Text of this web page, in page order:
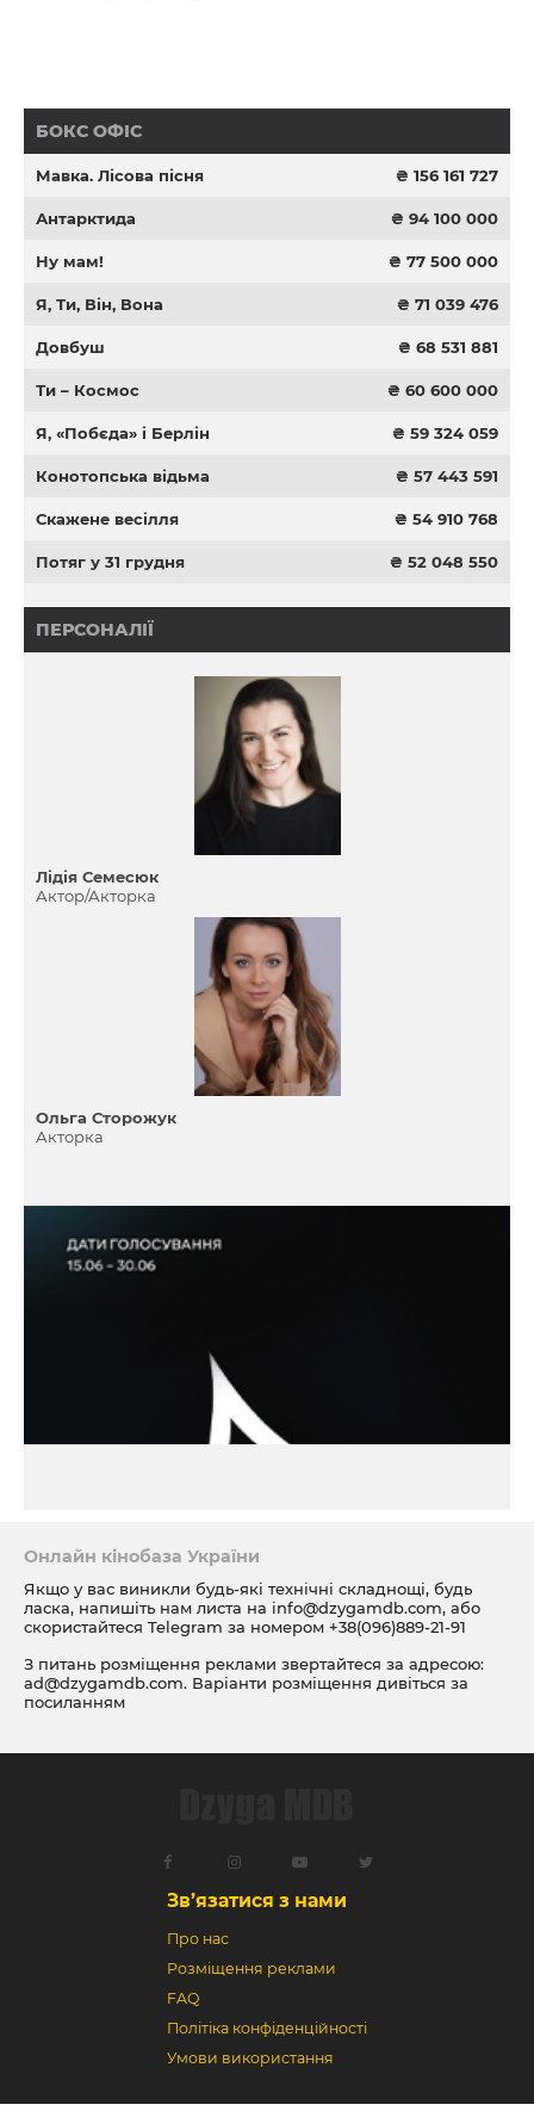
БОКС ОФІС
Мавка. Лісова пісня ₴ 156 161 727
Антарктида ₴ 94 100 000
Ну мам! ₴ 77 500 000
Я, Ти, Він, Вона ₴ 71 039 476
Довбуш ₴ 68 531 881
Ти – Космос ₴ 60 600 000
Я, «Побєда» і Берлін ₴ 59 324 059
Конотопська відьма ₴ 57 443 591
Скажене весілля ₴ 54 910 768
Потяг у 31 грудня ₴ 52 048 550
ПЕРСОНАЛІЇ
Лідія Семесюк
Актор/Акторка
Ольга Сторожук
Акторка
Онлайн кінобаза України
Якщо у вас виникли будь-які технічні складнощі, будь
ласка, напишіть нам листа на info@dzygamdb.com, або
скористайтеся Telegram за номером +38(096)889-21-91
З питань розміщення реклами звертайтеся за адресою:
ad@dzygamdb.com. Варіанти розміщення дивіться за
посиланням
Зв’язатися з нами
Про нас
Розміщення реклами
FAQ
Політіка конфіденційності
Умови використання